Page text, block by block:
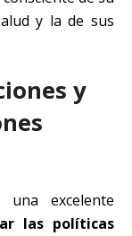
y la de sus
y
excelente
las políticas